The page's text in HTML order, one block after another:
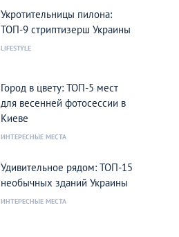
Укротительницы пилона:
ТОП-9 стриптизерш Украины
LIFESTYLE
Город в цвету: ТОП-5 мест
для весенней фотосессии в
Киеве
ИНТЕРЕСНЫЕ МЕСТА
Удивительное рядом: ТОП-15
необычных зданий Украины
ИНТЕРЕСНЫЕ МЕСТА